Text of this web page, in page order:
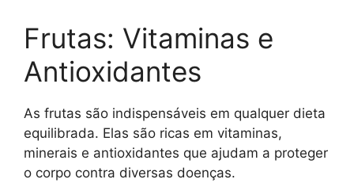
Frutas: Vitaminas e
Antioxidantes
As frutas são indispensáveis em qualquer dieta
equilibrada. Elas são ricas em vitaminas,
minerais e antioxidantes que ajudam a proteger
o corpo contra diversas doenças.